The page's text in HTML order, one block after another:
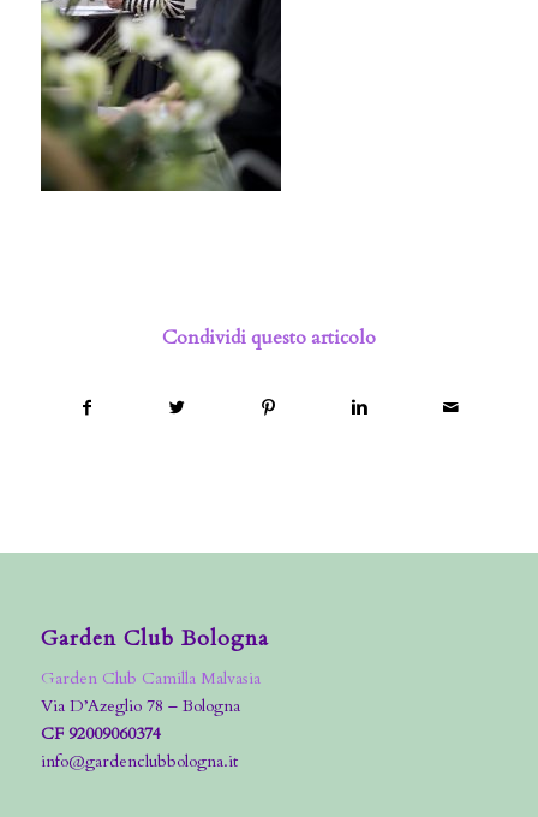
Condividi questo articolo
Garden Club Bologna
Garden Club Camilla Malvasia
Via D’Azeglio 78 – Bologna
CF 92009060374
info@gardenclubbologna.it